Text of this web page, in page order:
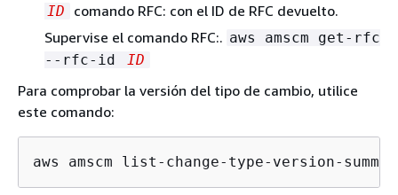
ID
comando RFC: con el ID de RFC devuelto.
Supervise el comando RFC:. aws amscm get-rfc
--rfc-id
ID
Para comprobar la versión del tipo de cambio, utilice
este comando:
aws amscm list-change-type-version-